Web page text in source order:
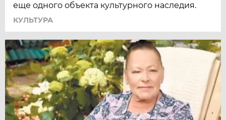
еще одного объекта культурного наследия.
КУЛЬТУРА